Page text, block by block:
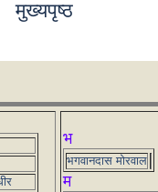
मुख्यपृष्ठ
भ
भगवानदास मोरवाल
म